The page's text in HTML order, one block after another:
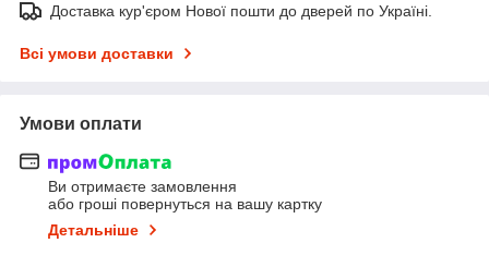
Доставка кур'єром Нової пошти до дверей по Україні.
Всі умови доставки
Умови оплати
Ви отримаєте замовлення
або гроші повернуться на вашу картку
Детальніше